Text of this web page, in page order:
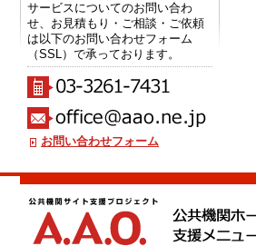
サービスについてのお問い合わ
せ、お見積もり・ご相談・ご依頼
は以下のお問い合わせフォーム
（SSL）で承っております。
お問い合わせフォーム